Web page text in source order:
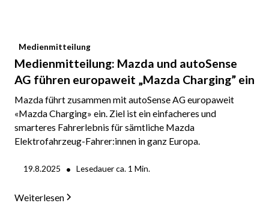
Medienmitteilung
Medienmitteilung: Mazda und autoSense
AG führen europaweit „Mazda Charging” ein
Mazda führt zusammen mit autoSense AG europaweit
«Mazda Charging» ein. Ziel ist ein einfacheres und
smarteres Fahrerlebnis für sämtliche Mazda
Elektrofahrzeug-Fahrer:innen in ganz Europa.
19.8.2025 • Lesedauer ca. 1 Min.
Weiterlesen